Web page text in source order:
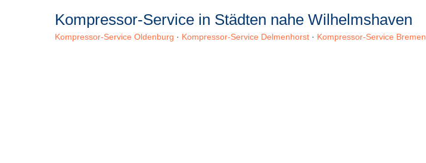
Kompressor-Service in Städten nahe Wilhelmshaven
Kompressor-Service Oldenburg · Kompressor-Service Delmenhorst · Kompressor-Service Bremen